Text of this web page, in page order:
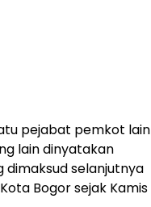
pejabat pemkot lain
lain dinyatakan
dimaksud selanjutnya
Bogor sejak Kamis